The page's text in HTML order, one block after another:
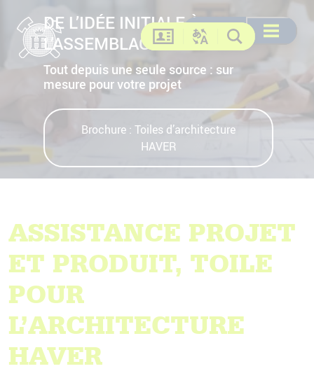
Contact
Changer la langue
DE EN FR
US
Recherche
Recherche
RechercheOuvrir le
DE L’IDÉE INITIALE À
L’ASSEMBLAGE FINAL.
Tout depuis une seule source : sur
mesure pour votre projet
Brochure : Toiles d’architecture
HAVER
ASSISTANCE PROJET
ET PRODUIT, TOILE
POUR
L’ARCHITECTURE
HAVER